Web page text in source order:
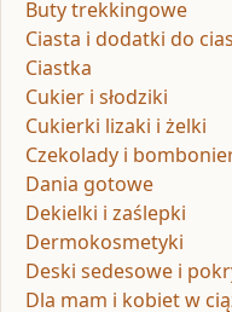
Buty trekkingowe
Ciasta i dodatki do
Ciastka
Cukier i słodziki
Cukierki lizaki i żelki
Czekolady i
Dania gotowe
Dekielki i zaślepki
Dermokosmetyki
Deski sedesowe i
Dla mam i kobiet w